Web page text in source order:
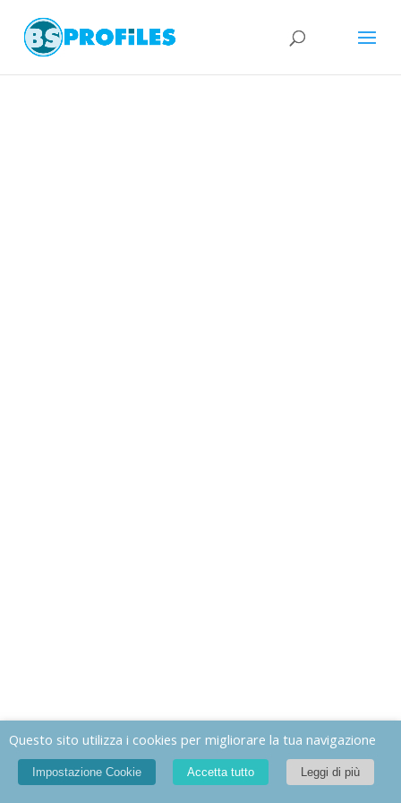
Questo sito utilizza i cookies per migliorare la tua navigazione
Impostazione Cookie Accetta tutto Leggi di più